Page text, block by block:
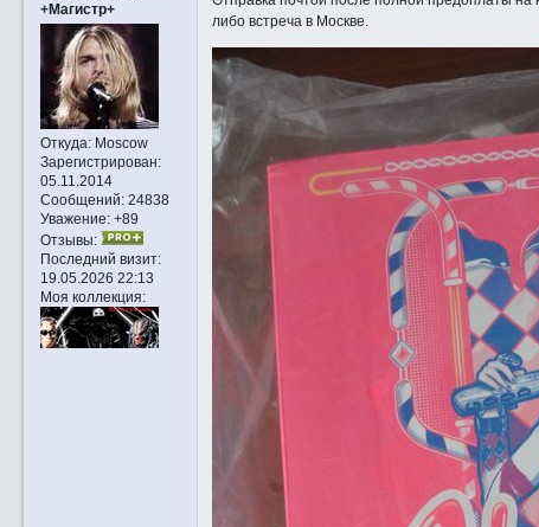
+Магистр+
Откуда:Moscow
Зарегистрирован:
05.11.2014
Сообщений:24838
Уважение: +89
Отзывы:
Последний визит:
19.05.2026 22:13
Моя коллекция:
либо встреча в Москве.